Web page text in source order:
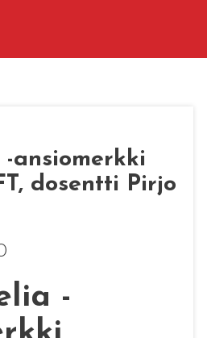
ansiomerkki
dosentti Pirjo
-